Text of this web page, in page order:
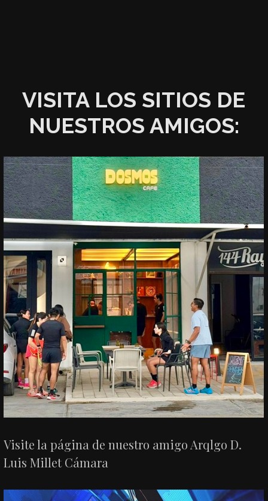
VISITA LOS SITIOS DE
NUESTROS AMIGOS:
Visite la página de nuestro amigo Arqlgo D.
Luis Millet Cámara